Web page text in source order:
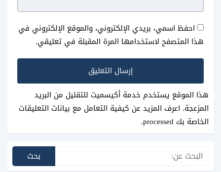
احفظ اسمي، بريدي الإلكتروني، والموقع الإلكتروني في
هذا المتصفح لاستخدامها المرة المقبلة في تعليقي.
هذا الموقع يستخدم خدمة أكيسميت للتقليل من البريد
المزعجة. اعرف المزيد عن كيفية التعامل مع بيانات التعليقات
الخاصة بك processed
.